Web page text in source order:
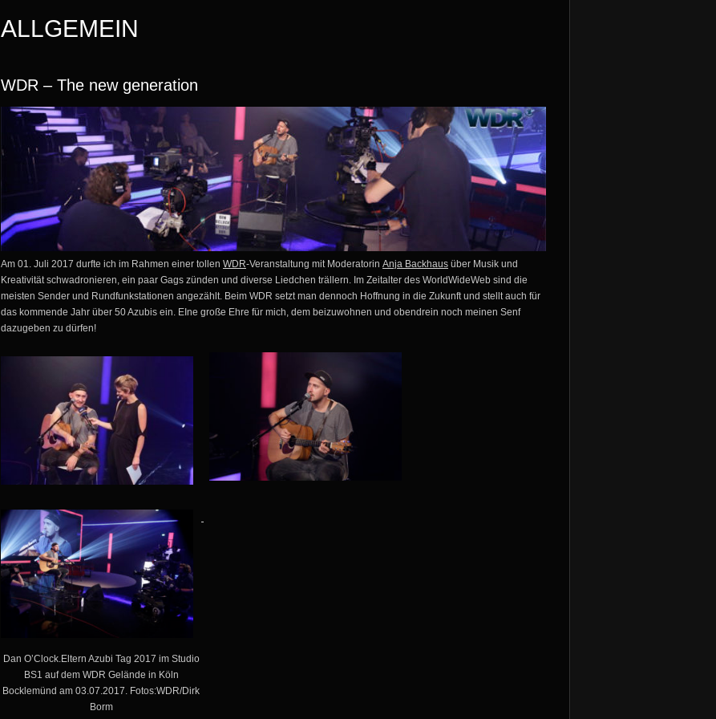
ALLGEMEIN
WDR – The new generation
Am 01. Juli 2017 durfte ich im Rahmen einer tollen WDR-Veranstaltung mit Moderatorin Anja Backhaus über Musik und
Kreativität schwadronieren, ein paar Gags zünden und diverse Liedchen trällern. Im Zeitalter des WorldWideWeb sind die
meisten Sender und Rundfunkstationen angezählt. Beim WDR setzt man dennoch Hoffnung in die Zukunft und stellt auch für
das kommende Jahr über 50 Azubis ein. EIne große Ehre für mich, dem beizuwohnen und obendrein noch meinen Senf
dazugeben zu dürfen!
Dan O’Clock.Eltern Azubi Tag 2017 im Studio
BS1 auf dem WDR Gelände in Köln
Bocklemünd am 03.07.2017. Fotos:WDR/Dirk
Borm